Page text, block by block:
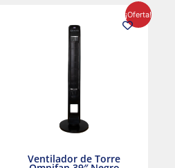
¡Oferta!
Ventilador de Torre
original
era:
precio
actual